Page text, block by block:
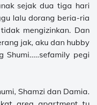
sejak dua tiga hari
lalu dorang beria-ria
mengizinkan. Dan
jak, aku dan hubby
Shumi.....sefamily pegi
Shamzi dan Damia.